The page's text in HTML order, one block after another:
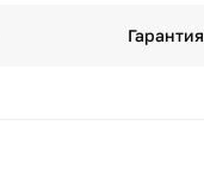
Гарантия